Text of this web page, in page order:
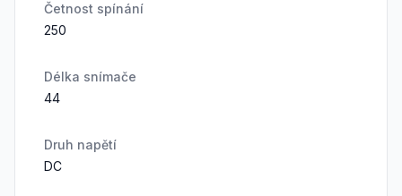
Četnost spínání
250
Délka snímače
44
Druh napětí
DC